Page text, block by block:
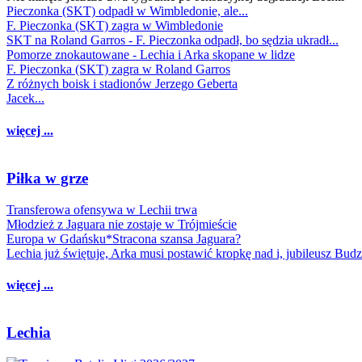
Pieczonka (SKT) odpadł w Wimbledonie, ale...
F. Pieczonka (SKT) zagra w Wimbledonie
SKT na Roland Garros - F. Pieczonka odpadł, bo sędzia ukradł...
Pomorze znokautowane - Lechia i Arka skopane w lidze
F. Pieczonka (SKT) zagra w Roland Garros
Z różnych boisk i stadionów Jerzego Geberta
Jacek...
więcej ...
Piłka w grze
Transferowa ofensywa w Lechii trwa
Młodzież z Jaguara nie zostaje w Trójmieście
Europa w Gdańsku*Stracona szansa Jaguara?
Lechia już świętuje, Arka musi postawić kropkę nad i, jubileusz
więcej ...
Lechia